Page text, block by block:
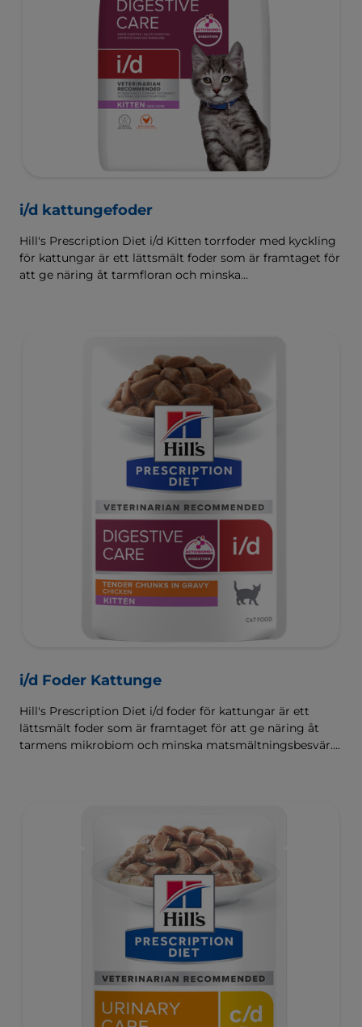
i/d kattungefoder
Hill's Prescription Diet i/d Kitten torrfoder med kyckling
för kattungar är ett lättsmält foder som är framtaget för
att ge näring åt tarmfloran och minska
i/d Foder Kattunge
Hill's Prescription Diet i/d foder för kattungar är ett
lättsmält foder som är framtaget för att ge näring åt
tarmens mikrobiom och minska matsmältningsbesvär.